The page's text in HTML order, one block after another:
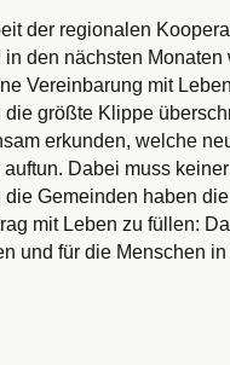
der regionalen
den nächsten Monaten
Vereinbarung mit
die größte Klippe
erkunden, welche
Dabei muss keiner
Gemeinden haben
mit Leben zu füllen:
und für die Menschen